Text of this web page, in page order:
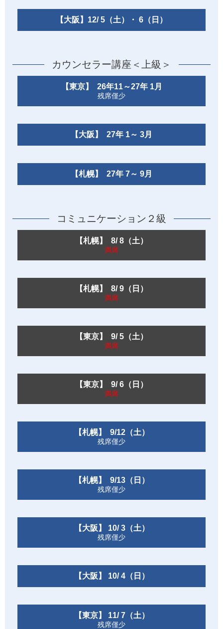
【大阪】12/ 5（土）・ 6（日）
カウンセラー講座＜上級＞
【東京】 26年11～27年 1月
残席僅少
【大阪】 27年 1～ 3月
【札幌】 27年 7～ 9月
コミュニケーション２級
【札幌】 8/ 8（土）
満席
【札幌】 8/ 9（日）
満席
【東京】 9/ 5（土）
満席
【東京】 9/ 6（日）
満席
【札幌】 9/12（土）
残席僅少
【札幌】 9/13（日）
残席僅少
【大阪】 10/ 3（土）
残席僅少
【大阪】 10/ 4（日）
【東京】 11/ 7（土）
残席僅少